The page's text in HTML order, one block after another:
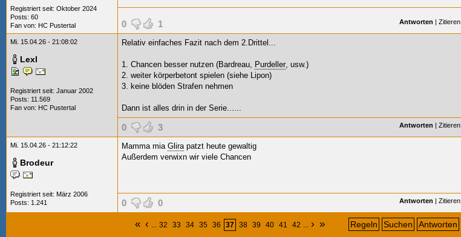
Registriert seit: Oktober 2024
Posts: 60
Fan von: HC Pustertal 0 1 Antworten | Zitieren
Mi. 15.04.26 - 21:08:02
Lexl
Registriert seit: Januar 2002
Posts: 11.569
Fan von: HC Pustertal
Relativ einfaches Fazit nach dem 2.Drittel...
1. Chancen besser nutzen (Bardreau, Purdeller, usw.)
2. weiter körperbetont spielen (siehe Lipon)
3. keine blöden Strafen nehmen
Dann ist alles drin in der Serie......
0 3 Antworten | Zitieren
Mi. 15.04.26 - 21:12:22
Brodeur
Registriert seit: März 2006
Posts: 1.241
Mamma mia Glirapatzt heute gewaltig
Außerdem verwixn wir viele Chancen
0 0 Antworten | Zitieren
« ‹ ... 32 33 34 35 36 37 38 39 40 41 42 ... › » Regeln Suchen Antworten